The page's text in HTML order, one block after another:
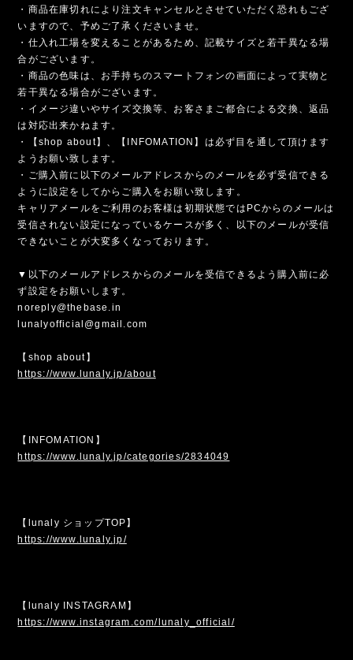
・商品在庫切れにより注文キャンセルとさせていただく恐れもござ
いますので、予めご了承くださいませ。
・仕入れ工場を変えることがあるため、記載サイズと若干異なる場
合がございます。
・商品の色味は、お手持ちのスマートフォンの画面によって実物と
若干異なる場合がございます。
・イメージ違いやサイズ交換等、お客さまご都合による交換、返品
は対応出来かねます。
・【shop about】、【INFOMATION】は必ず目を通して頂けます
ようお願い致します。
・ご購入前に以下のメールアドレスからのメールを必ず受信できる
ように設定をしてからご購入をお願い致します。
キャリアメールをご利用のお客様は初期状態ではPCからのメールは
受信されない設定になっているケースが多く、以下のメールが受信
できないことが大変多くなっております。
▼以下のメールアドレスからのメールを受信できるよう購入前に必
ず設定をお願いします。
noreply@thebase.in
lunalyofficial@gmail.com
【shop about】
https://www.lunaly.jp/about
【INFOMATION】
https://www.lunaly.jp/categories/2834049
【lunaly ショップTOP】
https://www.lunaly.jp/
【lunaly INSTAGRAM】
https://www.instagram.com/lunaly_official/